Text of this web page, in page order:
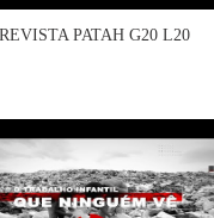
PATAH G20 L20